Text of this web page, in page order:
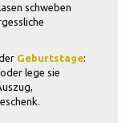
schweben
Geburtstage:
lege sie